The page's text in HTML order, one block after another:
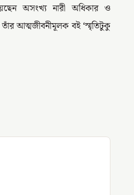
অসংখ্য নারী অধিকার ও
আত্মজীবনীমূলক বই ‘স্মৃতিটুকু